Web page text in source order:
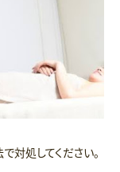
対処してください。